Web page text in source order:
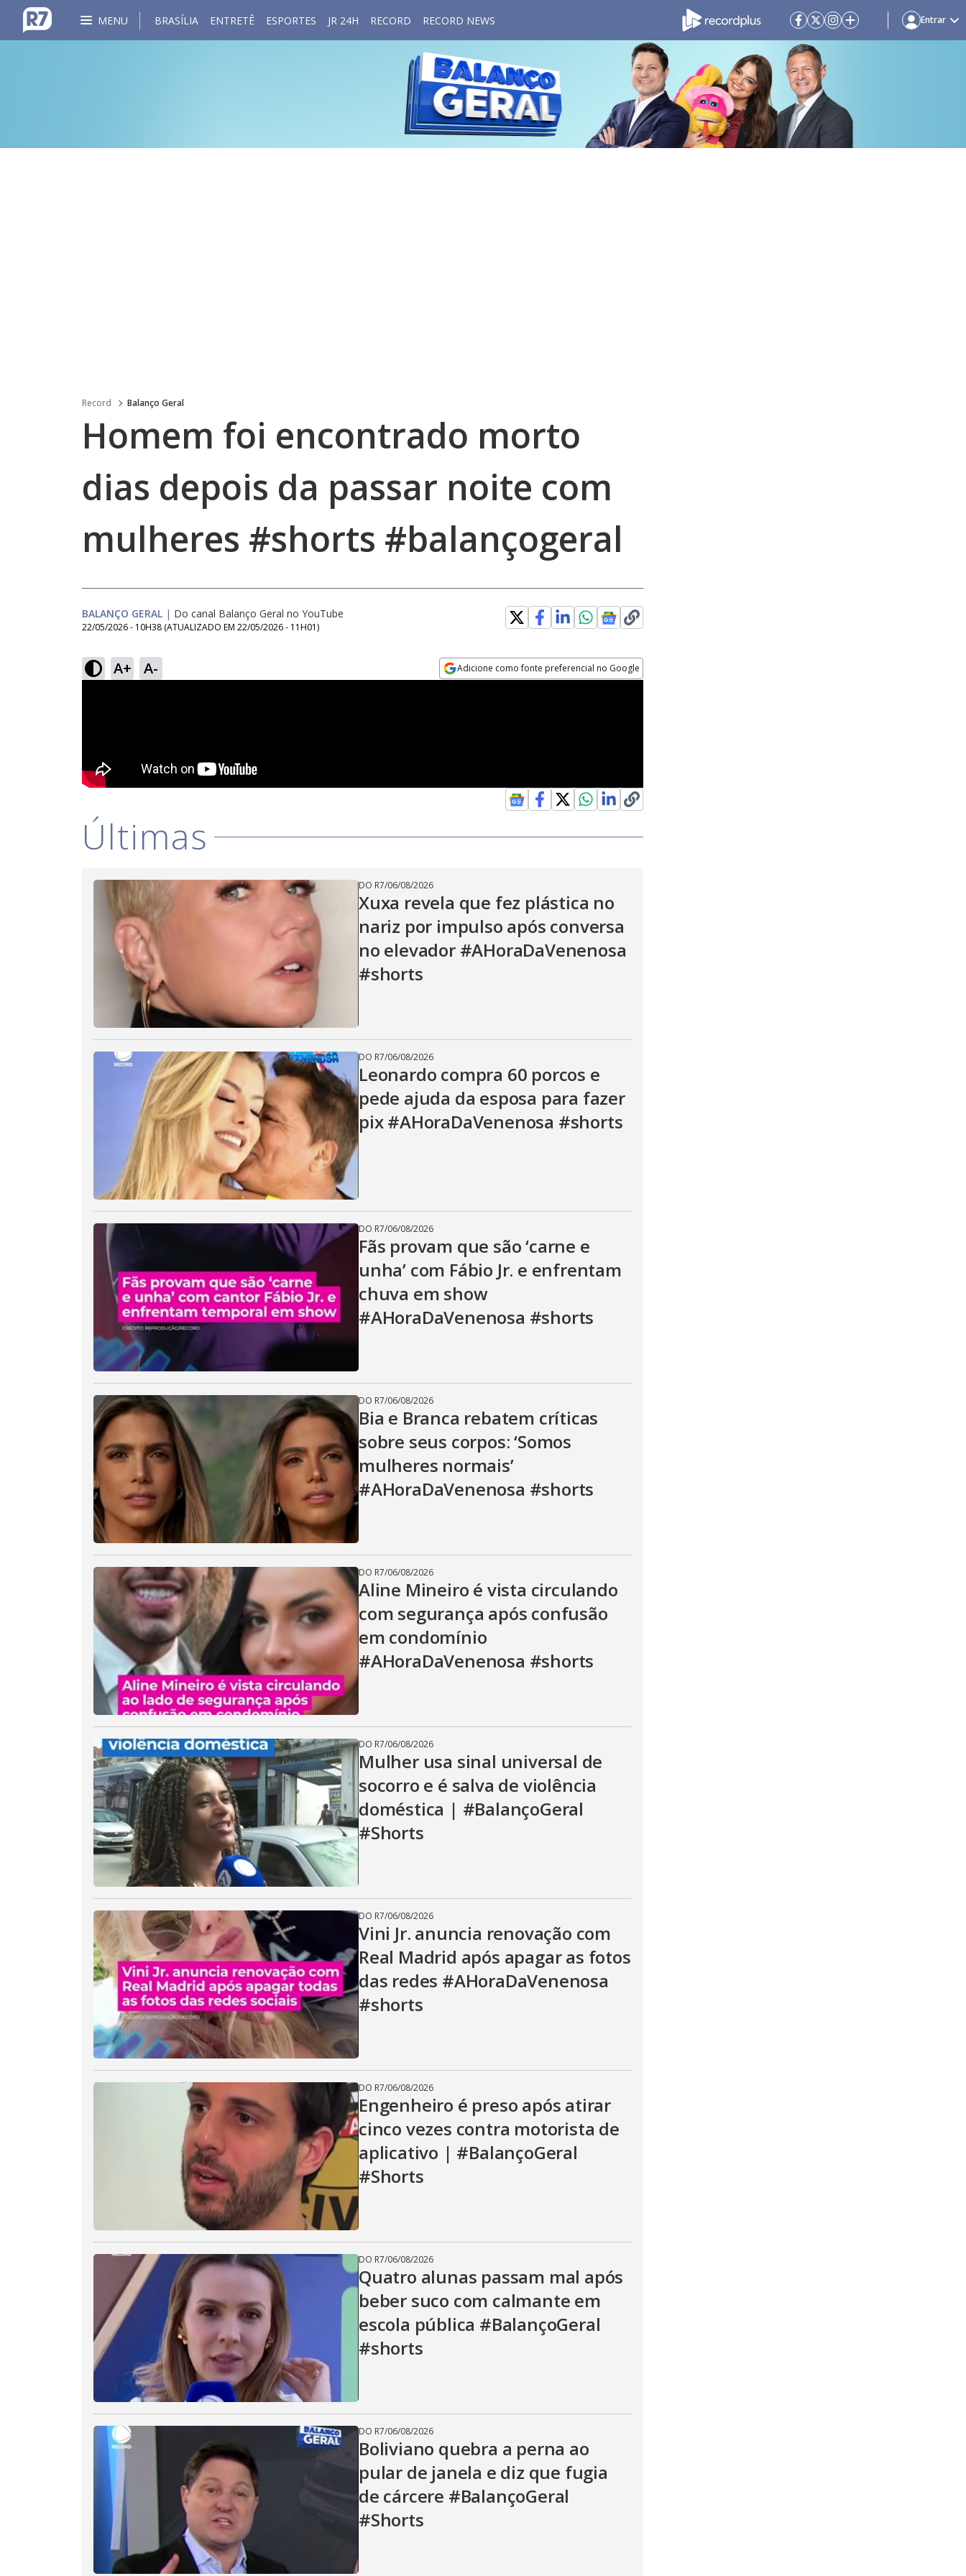
MENU BRASÍLIA ENTRETÊ ESPORTES JR 24H RECORD RECORD NEWS Entrar
Record Balanço Geral
Homem foi encontrado morto
dias depois da passar noite com
mulheres #shorts #balançogeral
BALANÇO GERAL | Do canal Balanço Geral no YouTube
22/05/2026 - 10H38 (ATUALIZADO EM 22/05/2026 - 11H01)
A+ A- Adicione como fonte preferencial no Google
Últimas
DO R7/06/08/2026
Xuxa revela que fez plástica no
nariz por impulso após conversa
no elevador #AHoraDaVenenosa
#shorts
DO R7/06/08/2026
Leonardo compra 60 porcos e
pede ajuda da esposa para fazer
pix #AHoraDaVenenosa #shorts
DO R7/06/08/2026
Fãs provam que são ‘carne e
unha’ com Fábio Jr. e enfrentam
chuva em show
#AHoraDaVenenosa #shorts
DO R7/06/08/2026
Bia e Branca rebatem críticas
sobre seus corpos: ‘Somos
mulheres normais’
#AHoraDaVenenosa #shorts
DO R7/06/08/2026
Aline Mineiro é vista circulando
com segurança após confusão
em condomínio
#AHoraDaVenenosa #shorts
DO R7/06/08/2026
Mulher usa sinal universal de
socorro e é salva de violência
doméstica | #BalançoGeral
#Shorts
DO R7/06/08/2026
Vini Jr. anuncia renovação com
Real Madrid após apagar as fotos
das redes #AHoraDaVenenosa
#shorts
DO R7/06/08/2026
Engenheiro é preso após atirar
cinco vezes contra motorista de
aplicativo | #BalançoGeral
#Shorts
DO R7/06/08/2026
Quatro alunas passam mal após
beber suco com calmante em
escola pública #BalançoGeral
#shorts
DO R7/06/08/2026
Boliviano quebra a perna ao
pular de janela e diz que fugia
de cárcere #BalançoGeral
#Shorts